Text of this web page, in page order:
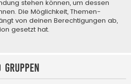
stehen können, um dessen
Die Möglichkeit, Themen-
von deinen Berechtigungen ab,
gesetzt hat.